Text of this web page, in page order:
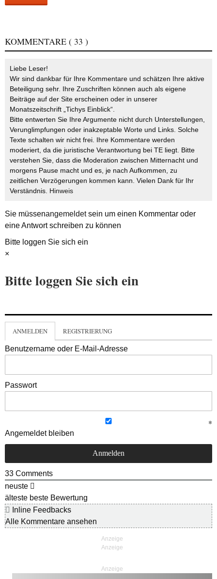
KOMMENTARE ( 33 )
Liebe Leser!
Wir sind dankbar für Ihre Kommentare und schätzen Ihre aktive
Beteiligung sehr. Ihre Zuschriften können auch als eigene
Beiträge auf der Site erscheinen oder in unserer
Monatszeitschrift „Tichys Einblick“.
Bitte entwerten Sie Ihre Argumente nicht durch Unterstellungen,
Verunglimpfungen oder inakzeptable Worte und Links. Solche
Texte schalten wir nicht frei. Ihre Kommentare werden
moderiert, da die juristische Verantwortung bei TE liegt. Bitte
verstehen Sie, dass die Moderation zwischen Mitternacht und
morgens Pause macht und es, je nach Aufkommen, zu
zeitlichen Verzögerungen kommen kann. Vielen Dank für Ihr
Verständnis. Hinweis
Sie müssenangemeldetsein um einen Kommentar oder
eine Antwort schreiben zu können
Bitte loggen Sie sich ein
×
Bitte loggen Sie sich ein
ANMELDEN REGISTRIERUNG
Benutzername oder E-Mail-Adresse
Passwort
Angemeldet bleiben
33 Comments
neuste
älteste beste Bewertung
Inline Feedbacks
Alle Kommentare ansehen
Anzeige